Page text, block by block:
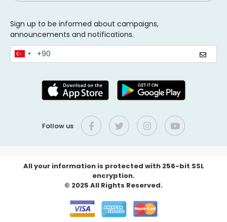
Sign up to be informed about campaigns,
announcements and notifications.
Follow us
All your information is protected with 256-bit SSL
encryption.
© 2025 All Rights Reserved.